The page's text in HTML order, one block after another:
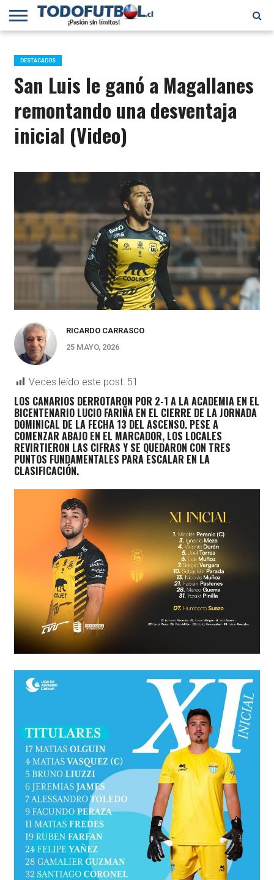
PRIMERA
B
SELECCIÓN
CHILENA
CHILENOS
EN EL
MUNDO
FÚTBOL
INTERNACIONAL
DESTACADOS
San Luis le ganó a Magallanes
remontando una desventaja
inicial (Video)
RICARDO CARRASCO
25 MAYO, 2026
Veces leído este post: 51
LOS CANARIOS DERROTARON POR 2-1 A LA ACADEMIAEN EL
BICENTENARIO LUCIO FARIÑA EN EL CIERRE DE LA JORNADA
DOMINICAL DE LA FECHA 13 DEL ASCENSO. PESE A
COMENZAR ABAJO EN EL MARCADOR, LOS LOCALES
REVIRTIERON LAS CIFRAS Y SE QUEDARON CON TRES
PUNTOS FUNDAMENTALES PARA ESCALAR EN LA
CLASIFICACIÓN.